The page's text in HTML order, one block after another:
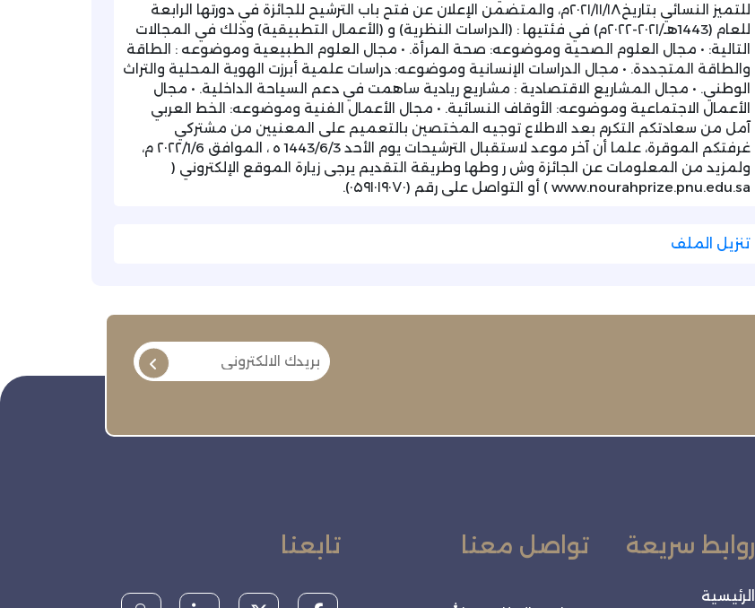
للتميز النسائي بتاريخ۲۰۲۱/۱۱/۱۸م، والمتضمن الإعلان عن فتح باب الترشيح للجائزة في دورتها الرابعة
للعام (1443هـ/۲۰۲۱-۲۰۲۲م) في فئتيها : (الدراسات النظرية) و (الأعمال التطبيقية) وذلك في المجالات
التالية: • مجال العلوم الصحية وموضوعه: صحة المرأة. • مجال العلوم الطبيعية وموضوعه : الطاقة
والطاقة المتجددة. • مجال الدراسات الإنسانية وموضوعه: دراسات علمية أبرزت الهوية المحلية والتراث
الوطني. • مجال المشاريع الاقتصادية : مشاريع ريادية ساهمت في دعم السياحة الداخلية. • مجال
الأعمال الاجتماعية وموضوعه: الأوقاف النسائية. • مجال الأعمال الفنية وموضوعه: الخط العربي
آمل من سعادتكم التكرم بعد الاطلاع توجيه المختصين بالتعميم على المعنيين من مشتركي
غرفتكم الموقرة، علما أن آخر موعد لاستقبال الترشيحات يوم الأحد 1443/6/3 ه ، الموافق ۲۰۲۲/1/6 م،
ولمزيد من المعلومات عن الجائزة وش ر وطها وطريقة التقديم يرجى زيارة الموقع الإلكتروني (
www.nourahprize.pnu.edu.sa ) أو التواصل على رقم (۰۵۹۱۰۱۹۰۷۰).
تنزيل الملف
روابط سريعة
الرئيسية
تواصل معنا تابعنا